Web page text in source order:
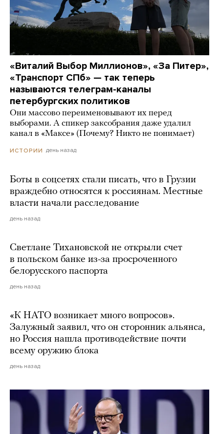
«Виталий Выбор Миллионов», «За Питер»,
«Транспорт СПб» — так теперь
называются телеграм-каналы
петербургских политиков
Они массово переименовывают их перед
выборами. А спикер заксобрания даже удалил
канал в «Максе» (Почему? Никто не понимает)
ИСТОРИИ день назад
Боты в соцсетях стали писать, что в Грузии
враждебно относятся к россиянам. Местные
власти начали расследование
день назад
Светлане Тихановской не открыли счет
в польском банке из-за просроченного
белорусского паспорта
день назад
«К НАТО возникает много вопросов».
Залужный заявил, что он сторонник альянса,
но Россия нашла противодействие почти
всему оружию блока
день назад